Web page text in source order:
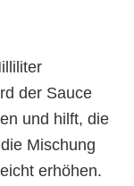
der Sauce
und hilft, die
Mischung
erhöhen.